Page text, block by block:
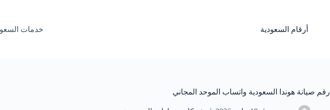
المحتوى
أرقام السعودية خدمات
رقم صيانة هوندا السعودية واتساب الموحد المجاني